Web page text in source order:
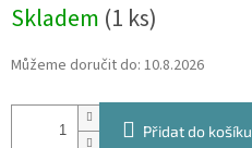
cena:
Skladem (1 ks)
Můžeme doručit do: 10.8.2026
Přidat do košíku